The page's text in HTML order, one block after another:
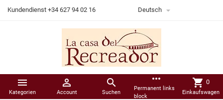
Kundendienst +34 627 94 02 16 Deutsch 

Kategorien

Account

Suchen
more_horiz
Permanent links
block
shopping_cart 0
Einkaufswagen